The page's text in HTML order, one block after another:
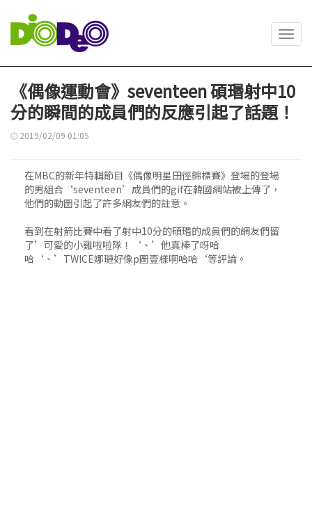
《偶像運動會》seventeen 碩瑉射中10
分的瞬間的成員們的反應引起了話題！
2019/02/09 01:05
在MBC的新年特輯節目《偶像明星田徑錦標賽》登場的登場
的男組合‘seventeen’成員們的gif在韓國網站被上傳了，
他們的動圖引起了許多網友們的註意。
看到在射箭比賽中看了射中10分的碩瑉的成員們的網友們留
了’可愛的小雞啦啦隊！‘、’他真棒了呀哈
哈‘、’TWICE娜璉好像p圖壹樣啊哈哈‘等評論。